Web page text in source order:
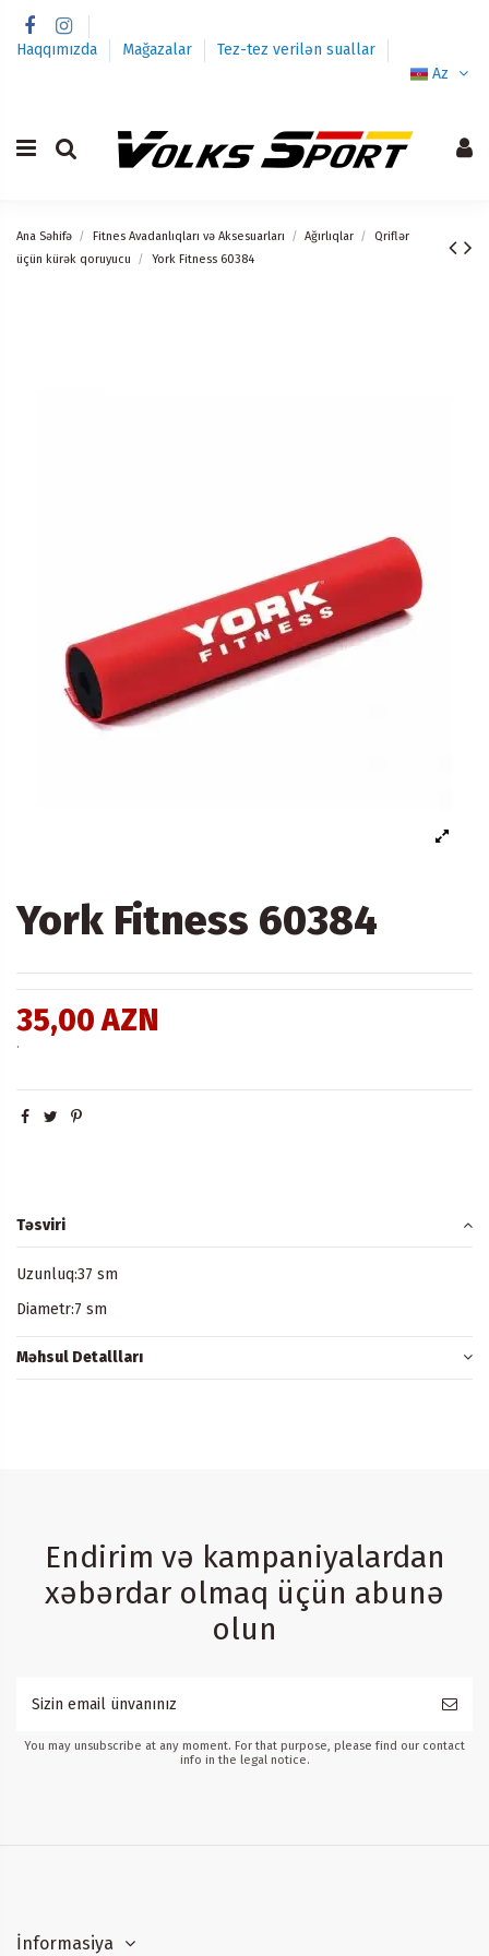
Haqqımızda Mağazalar
Tez-tez verilən suallar
Az
Ana Səhifə Fitnes Avadanlıqları və Aksesuarları Ağırlıqlar
Qriflər
üçün kürək qoruyucu
York Fitness 60384
York Fitness 60384
35,00 AZN
.
Təsviri
Uzunluq:37 sm
Diametr:7 sm
Məhsul Detallları
Endirim və kampaniyalardan
xəbərdar olmaq üçün abunə
olun
You may unsubscribe at any moment. For that purpose, please find our contact
info in the legal notice.
İnformasiya